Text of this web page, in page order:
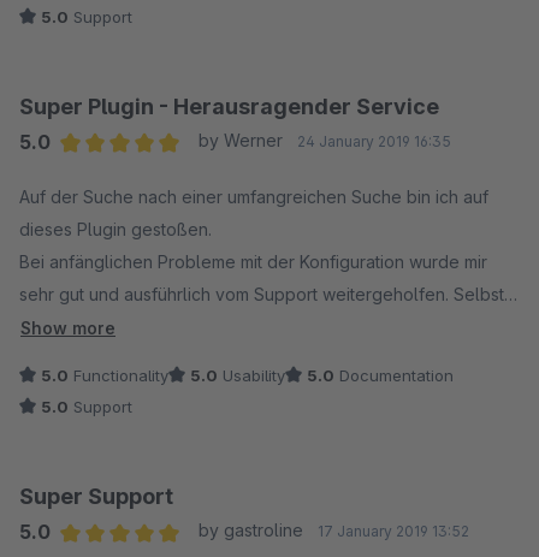
5.0 Support
Super Plugin - Herausragender Service
5.0
by Werner 24 January 2019 16:35
Auf der Suche nach einer umfangreichen Suche bin ich auf
dieses Plugin gestoßen.
Bei anfänglichen Probleme mit der Konfiguration wurde mir
sehr gut und ausführlich vom Support weitergeholfen. Selbst
eine kleine Anpassung die für uns sehr wichtig war wurde
zahlreiche Einstellungsmöglichkeit um die Suche nach
eigenem Belieben zu gestalten.
Show more
5.0 Functionality 5.0 Usability 5.0 Documentation
5.0 Support
Super Support
5.0
by gastroline 17 January 2019 13:52